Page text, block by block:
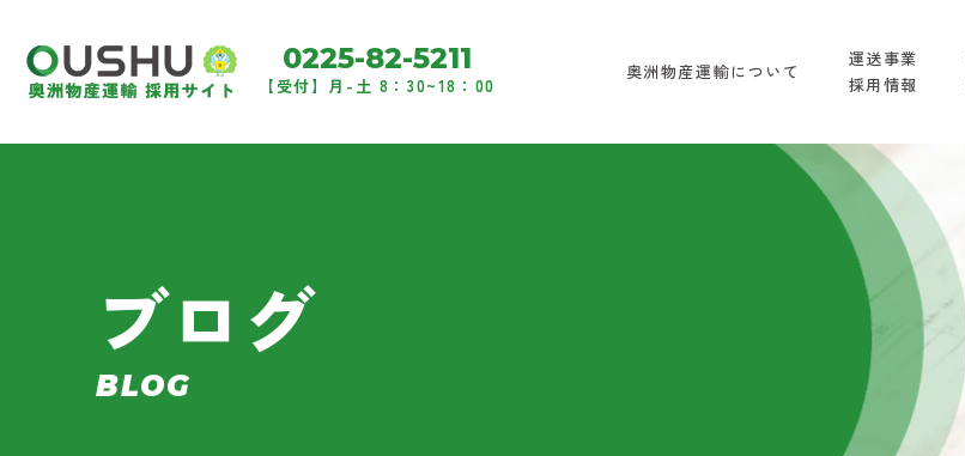
0225-82-5211
【受付】月-土 8：30~18：00
奥洲物産運輸について
運送事業
採用情報
ブログ
BLOG